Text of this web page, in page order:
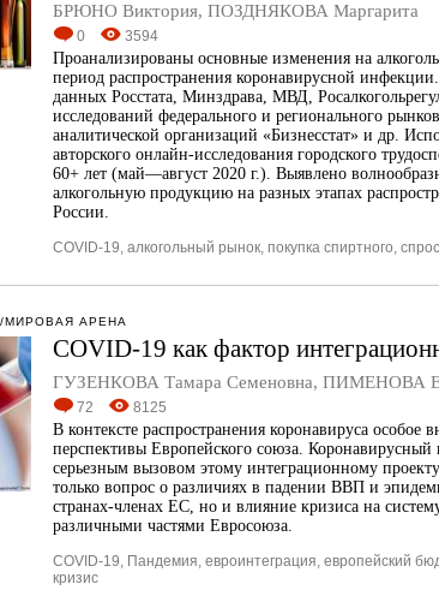
БРЮНО Виктория, ПОЗДНЯКОВА Маргарита
0 3594
Проанализированы основные изменения на
период распространения коронавирусной
данных Росстата, Минздрава, МВД,
исследований федерального и регионального
аналитической организаций «Бизнесстат» и др.
авторского онлайн-исследования городского
60+ лет (май—август 2020 г.). Выявлено
алкогольную продукцию на разных этапах
России.
COVID-19, алкогольный рынок, покупка спиртного,
МИРОВАЯ АРЕНА
COVID-19 как фактор
ГУЗЕНКОВА Тамара Семеновна, ПИМЕНОВА
72 8125
В контексте распространения коронавируса особое
перспективы Европейского союза. Коронавирусный
серьезным вызовом этому интеграционному
только вопрос о различиях в падении ВВП и
странах-членах ЕС, но и влияние кризиса на
различными частями Евросоюза.
COVID-19, Пандемия, евроинтеграция, европейский
кризис